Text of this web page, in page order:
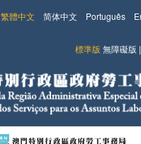
Português
简体中文
繁體中文
標準版 無障礙版 |